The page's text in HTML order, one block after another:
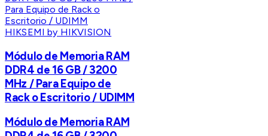
HIKSEMI by HIKVISION
Módulo de Memoria RAM
DDR4 de 16 GB / 3200
MHz / Para Equipo de
Rack o Escritorio / UDIMM
Módulo de Memoria RAM